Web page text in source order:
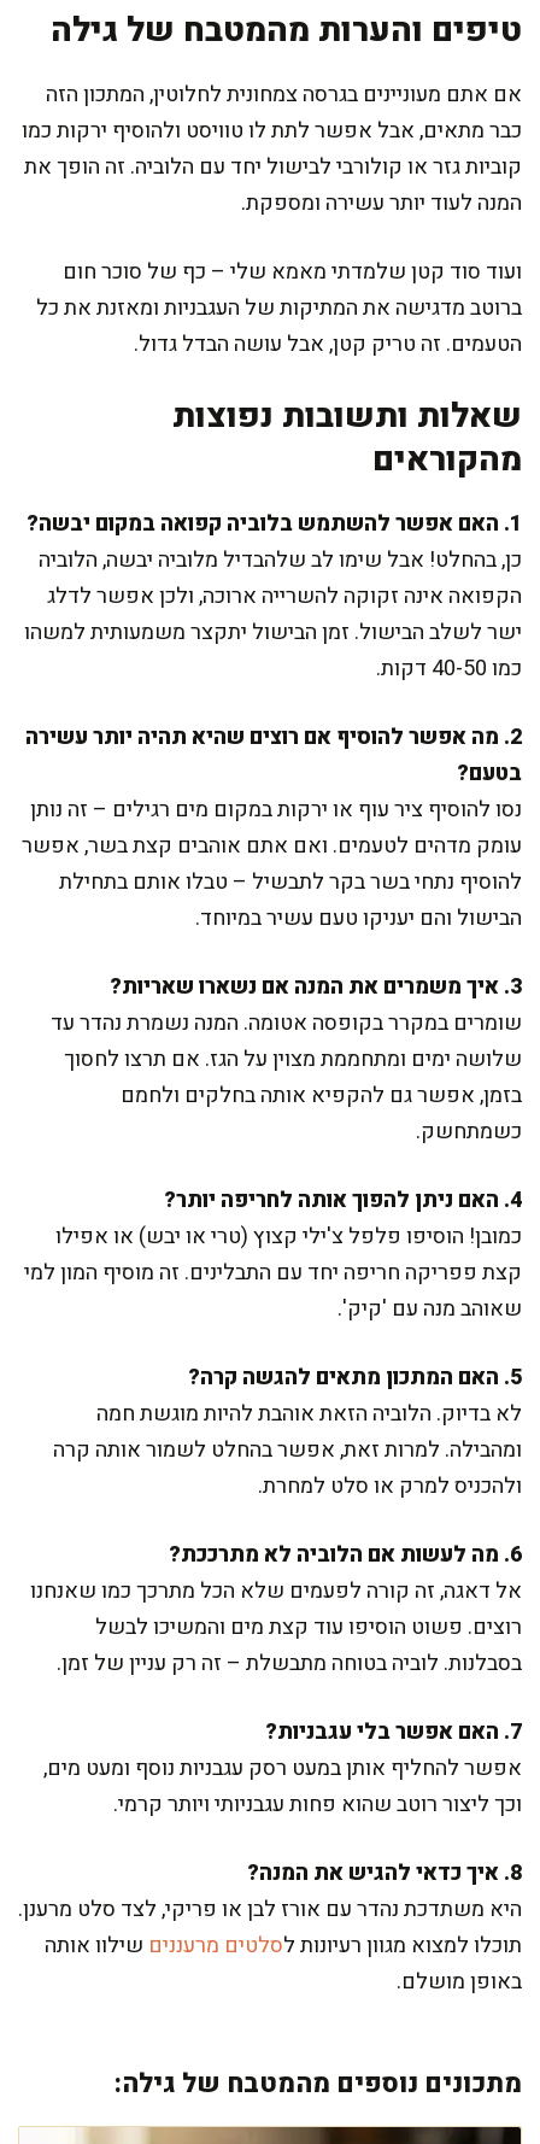
טיפים והערות מהמטבח של גילה
אם אתם מעוניינים בגרסה צמחונית לחלוטין, המתכון הזה
כבר מתאים, אבל אפשר לתת לו טוויסט ולהוסיף ירקות כמו
קוביות גזר או קולורבי לבישול יחד עם הלוביה. זה הופך את
המנה לעוד יותר עשירה ומספקת.
ועוד סוד קטן שלמדתי מאמא שלי – כף של סוכר חום
ברוטב מדגישה את המתיקות של העגבניות ומאזנת את כל
הטעמים. זה טריק קטן, אבל עושה הבדל גדול.
שאלות ותשובות נפוצות
מהקוראים
1. האם אפשר להשתמש בלוביה קפואה במקום יבשה?
כן, בהחלט! אבל שימו לב שלהבדיל מלוביה יבשה, הלוביה
הקפואה אינה זקוקה להשרייה ארוכה, ולכן אפשר לדלג
ישר לשלב הבישול. זמן הבישול יתקצר משמעותית למשהו
כמו 40-50 דקות.
2. מה אפשר להוסיף אם רוצים שהיא תהיה יותר עשירה
בטעם?
נסו להוסיף ציר עוף או ירקות במקום מים רגילים – זה נותן
עומק מדהים לטעמים. ואם אתם אוהבים קצת בשר, אפשר
להוסיף נתחי בשר בקר לתבשיל – טבלו אותם בתחילת
הבישול והם יעניקו טעם עשיר במיוחד.
3. איך משמרים את המנה אם נשארו שאריות?
שומרים במקרר בקופסה אטומה. המנה נשמרת נהדר עד
שלושה ימים ומתחממת מצוין על הגז. אם תרצו לחסוך
בזמן, אפשר גם להקפיא אותה בחלקים ולחמם
כשמתחשק.
4. האם ניתן להפוך אותה לחריפה יותר?
כמובן! הוסיפו פלפל צ'ילי קצוץ (טרי או יבש) או אפילו
קצת פפריקה חריפה יחד עם התבלינים. זה מוסיף המון למי
שאוהב מנה עם 'קיק'.
5. האם המתכון מתאים להגשה קרה?
לא בדיוק. הלוביה הזאת אוהבת להיות מוגשת חמה
ומהבילה. למרות זאת, אפשר בהחלט לשמור אותה קרה
ולהכניס למרק או סלט למחרת.
6. מה לעשות אם הלוביה לא מתרככת?
אל דאגה, זה קורה לפעמים שלא הכל מתרכך כמו שאנחנו
רוצים. פשוט הוסיפו עוד קצת מים והמשיכו לבשל
בסבלנות. לוביה בטוחה מתבשלת – זה רק עניין של זמן.
7. האם אפשר בלי עגבניות?
אפשר להחליף אותן במעט רסק עגבניות נוסף ומעט מים,
וכך ליצור רוטב שהוא פחות עגבניותי ויותר קרמי.
8. איך כדאי להגיש את המנה?
היא משתדכת נהדר עם אורז לבן או פריקי, לצד סלט מרענן.
תוכלו למצוא מגוון רעיונות לסלטים מרעננים שילוו אותה
באופן מושלם.
מתכונים נוספים מהמטבח של גילה: